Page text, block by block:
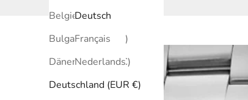
Belgien (EUR €)
Bulgarien (EUR €)
Dänemark (EUR €)
Deutschland (EUR €)
Deutsch
Français
Nederlands